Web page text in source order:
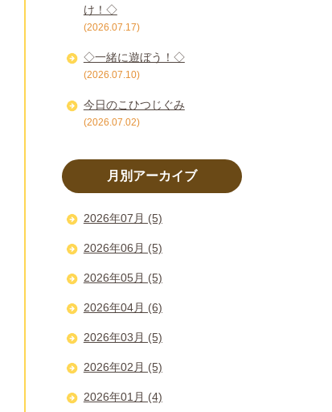
け！◇
(2026.07.17)
◇一緒に遊ぼう！◇
(2026.07.10)
今日のこひつじぐみ
(2026.07.02)
月別アーカイブ
2026年07月 (5)
2026年06月 (5)
2026年05月 (5)
2026年04月 (6)
2026年03月 (5)
2026年02月 (5)
2026年01月 (4)